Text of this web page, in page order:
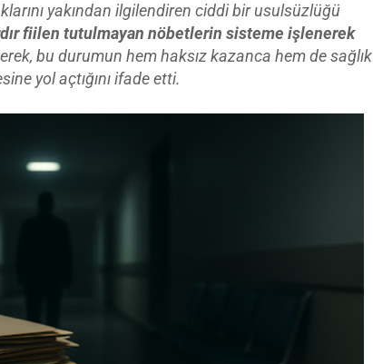
yakından ilgilendiren ciddi bir usulsüzlüğü
fiilen tutulmayan nöbetlerin sisteme işlenerek
bu durumun hem haksız kazanca hem de sağlık
yol açtığını ifade etti.